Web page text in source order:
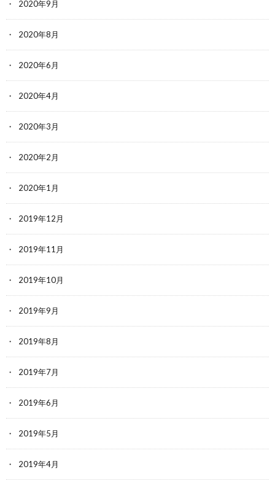
2020年9月
2020年8月
2020年6月
2020年4月
2020年3月
2020年2月
2020年1月
2019年12月
2019年11月
2019年10月
2019年9月
2019年8月
2019年7月
2019年6月
2019年5月
2019年4月